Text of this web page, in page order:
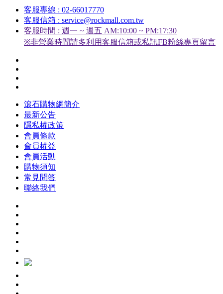
客服專線 : 02-66017770
客服信箱 : service@rockmall.com.tw
客服時間 : 週一 ~ 週五 AM:10:00 ~ PM:17:30
※非營業時間請多利用客服信箱或私訊FB粉絲專頁留言
滾石購物網簡介
最新公告
隱私權政策
會員條款
會員權益
會員活動
購物須知
常見問答
聯絡我們